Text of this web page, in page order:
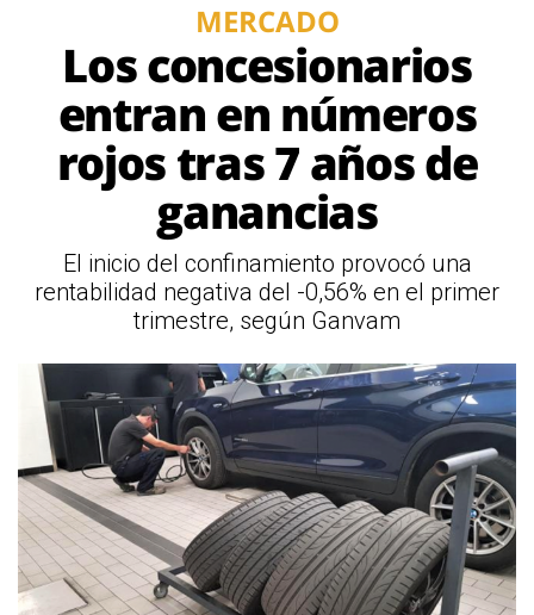
MERCADO
Los concesionarios
entran en números
rojos tras 7 años de
ganancias
El inicio del confinamiento provocó una
rentabilidad negativa del -0,56% en el primer
trimestre, según Ganvam